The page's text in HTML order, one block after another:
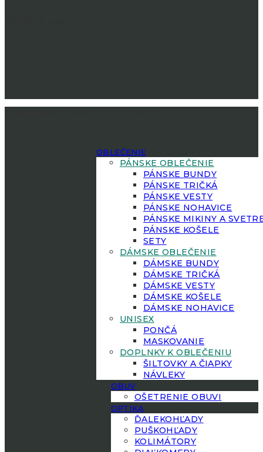
OBLEČENIE
PÁNSKE OBLEČENIE
PÁNSKE BUNDY
PÁNSKE TRIČKÁ
PÁNSKE VESTY
PÁNSKE NOHAVICE
PÁNSKE MIKINY A
PÁNSKE KOŠELE
SETY
DÁMSKE OBLEČENIE
DÁMSKE BUNDY
DÁMSKE TRIČKÁ
DÁMSKE VESTY
DÁMSKE KOŠELE
DÁMSKE NOHAVICE
UNISEX
PONČÁ
MASKOVANIE
DOPLNKY K OBLEČENIU
ŠILTOVKY A ČIAPKY
NÁVLEKY
OBUV
OŠETRENIE OBUVI
OPTIKA
ĎALEKOHĽADY
PUŠKOHĽADY
KOLIMÁTORY